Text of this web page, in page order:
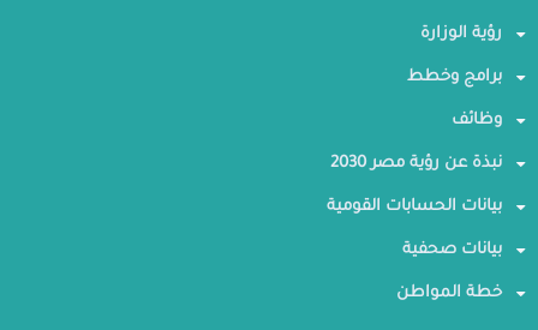
رؤية الوزارة
برامج وخطط
وظائف
نبذة عن رؤية مصر 2030
بيانات الحسابات القومية
بيانات صحفية
خطة المواطن